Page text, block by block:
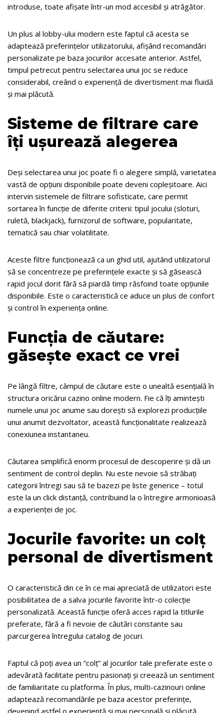
introduse, toate afișate într-un mod accesibil și atrăgător.
Un plus al lobby-ului modern este faptul că acesta se
adaptează preferințelor utilizatorului, afișând recomandări
personalizate pe baza jocurilor accesate anterior. Astfel,
timpul petrecut pentru selectarea unui joc se reduce
considerabil, creând o experiență de divertisment mai fluidă
și mai plăcută.
Sisteme de filtrare care
îți ușurează alegerea
Deși selectarea unui joc poate fi o alegere simplă, varietatea
vastă de opțiuni disponibile poate deveni copleșitoare. Aici
intervin sistemele de filtrare sofisticate, care permit
sortarea în funcție de diferite criterii: tipul jocului (sloturi,
ruletă, blackjack), furnizorul de software, popularitate,
tematică sau chiar volatilitate.
Aceste filtre funcționează ca un ghid util, ajutând utilizatorul
să se concentreze pe preferințele exacte și să găsească
rapid jocul dorit fără să piardă timp răsfoind toate opțiunile
disponibile. Este o caracteristică ce aduce un plus de confort
și control în experiența online.
Funcția de căutare:
găsește exact ce vrei
Pe lângă filtre, câmpul de căutare este o unealtă esențială în
structura oricărui cazino online modern. Fie că îți amintești
numele unui joc anume sau dorești să explorezi producțiile
unui anumit dezvoltator, această funcționalitate realizează
conexiunea instantaneu.
Căutarea simplifică enorm procesul de descoperire și dă un
sentiment de control deplin. Nu este nevoie să străbați
categorii întregi sau să te bazezi pe liste generice – totul
este la un click distanță, contribuind la o întregire armonioasă
a experienței de joc.
Jocurile favorite: un colț
personal de divertisment
O caracteristică din ce în ce mai apreciată de utilizatori este
posibilitatea de a salva jocurile favorite într-o colecție
personalizată. Această funcție oferă acces rapid la titlurile
preferate, fără a fi nevoie de căutări constante sau
parcurgerea întregului catalog de jocuri.
Faptul că poți avea un “colț” al jocurilor tale preferate este o
adevărată facilitate pentru pasionați și creează un sentiment
de familiaritate cu platforma. În plus, multi-cazinouri online
adaptează recomandările pe baza acestor preferințe,
devenind astfel o experiență și mai personală și plăcută.